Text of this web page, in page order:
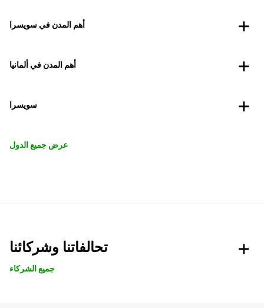
أهم المدن في سويسرا
أهم المدن في ألمانيا
سويسرا
عرض جميع الدول
تحالفاتنا وشركائنا
جميع الشركاء